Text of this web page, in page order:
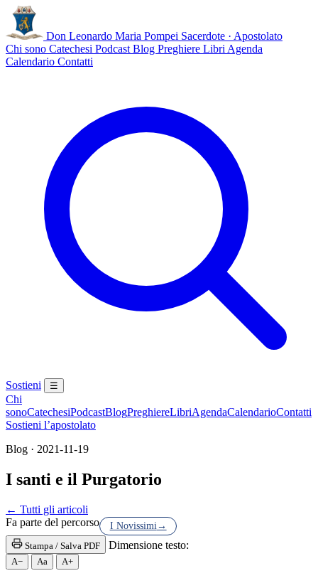
Don Leonardo Maria Pompei Sacerdote · Apostolato
Chi sono Catechesi Podcast Blog Preghiere Libri Agenda
Calendario Contatti
Sostieni ☰
Chi
sonoCatechesiPodcastBlogPreghiereLibriAgendaCalendarioContatti
Sostieni l’apostolato
Blog · 2021-11-19
I santi e il Purgatorio
← Tutti gli articoli
Fa parte del percorso
I Novissimi →
Stampa / Salva PDF
Dimensione testo:
A− Aa A+